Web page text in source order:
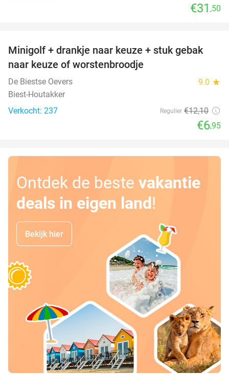
€31 ,50
43%
Minigolf + drankje naar keuze + stuk gebak
naar keuze of worstenbroodje
De Biestse Oevers 9.0 star
Biest-Houtakker
Verkocht: 237
Regulier €12,10
€6,95
Ontdek de beste vakantie
deals in eigen land!
Bekijk hier